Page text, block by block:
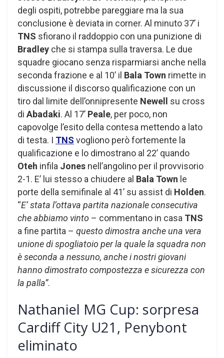
degli ospiti, potrebbe pareggiare ma la sua
conclusione è deviata in corner. Al minuto 37’ i
TNS sfiorano il raddoppio con una punizione di
Bradley che si stampa sulla traversa. Le due
squadre giocano senza risparmiarsi anche nella
seconda frazione e al 10’ il Bala Town rimette in
discussione il discorso qualificazione con un
tiro dal limite dell’onnipresente Newell su cross
di Abadaki. Al 17’ Peale, per poco, non
capovolge l’esito della contesa mettendo a lato
di testa. I TNS vogliono però fortemente la
qualificazione e lo dimostrano al 22’ quando
Oteh infila Jones nell’angolino per il provvisorio
2-1. E’ lui stesso a chiudere al Bala Town le
porte della semifinale al 41’ su assist di Holden.
“E’ stata l’ottava partita nazionale consecutiva
che abbiamo vinto – commentano in casa TNS
a fine partita – questo dimostra anche una vera
unione di spogliatoio per la quale la squadra non
è seconda a nessuno, anche i nostri giovani
hanno dimostrato compostezza e sicurezza con
la palla”.
Nathaniel MG Cup: sorpresa
Cardiff City U21, Penybont
eliminato